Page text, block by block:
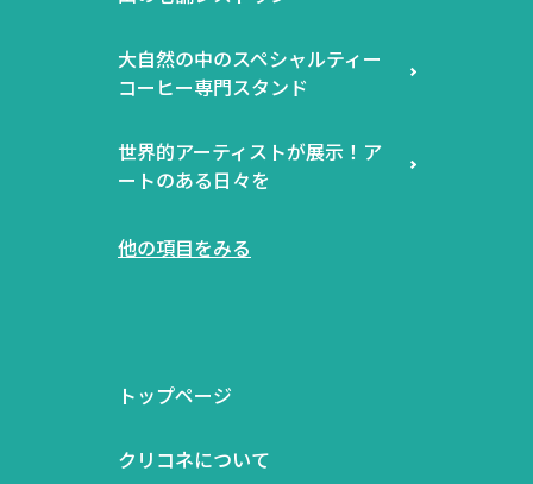
大自然の中のスペシャルティー
コーヒー専門スタンド
世界的アーティストが展示！ア
ートのある日々を
他の項目をみる
トップページ
クリコネについて